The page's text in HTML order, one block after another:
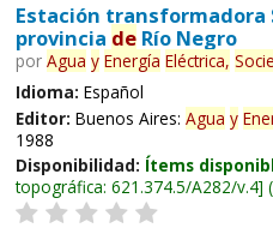
Estación transformadora
provincia deRío Negro
por Agua y Energía Eléctrica,
Idioma: Español
Editor: Buenos Aires: Agua y
1988
Disponibilidad: Ítems
topográfica: 621.374.5/A282/v.4